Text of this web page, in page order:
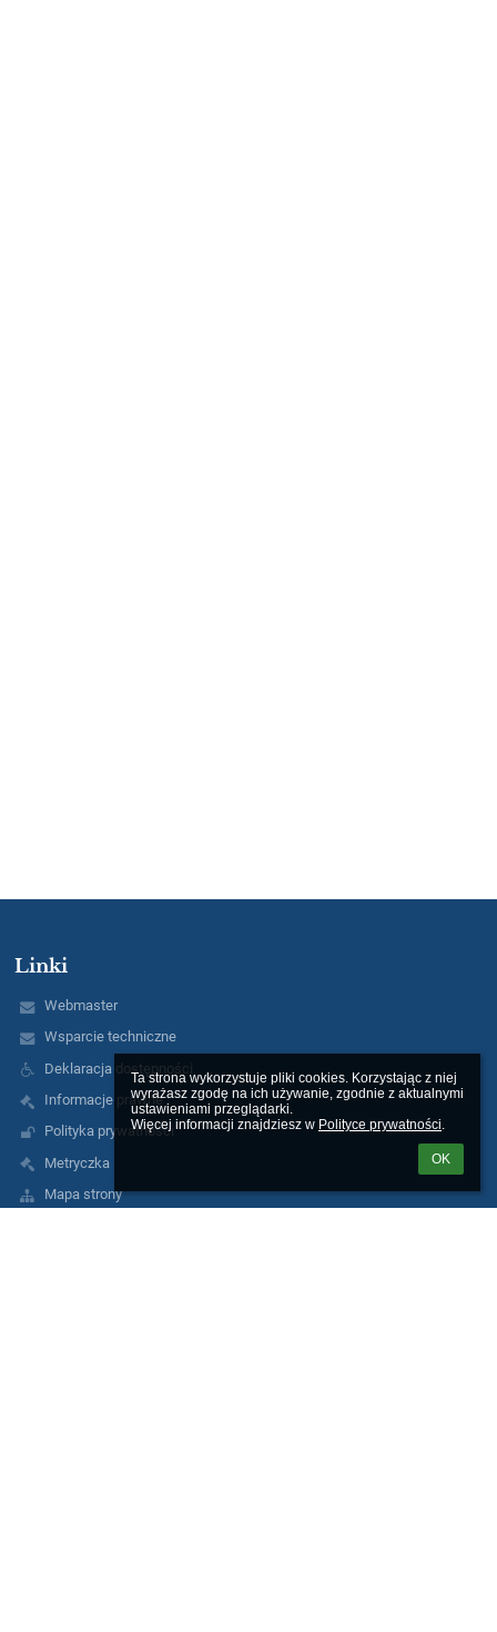
Ta strona wykorzystuje pliki cookies. Korzystając z niej
wyrażasz zgodę na ich używanie, zgodnie z aktualnymi
ustawieniami przeglądarki.
Więcej informacji znajdziesz w Polityce prywatności.
OK
Linki
Webmaster
Wsparcie techniczne
Deklaracja dostępności
Informacje prawne
Polityka prywatności
Metryczka
Mapa strony